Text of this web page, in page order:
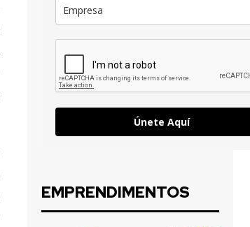
Únete Aquí
EMPRENDIMENTOS